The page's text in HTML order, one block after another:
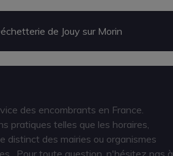
de Jouy sur Morin
des encombrants en France.
pratiques telles que les horaires,
distinct des mairies ou organismes
. Pour toute question, n'hésitez pas à